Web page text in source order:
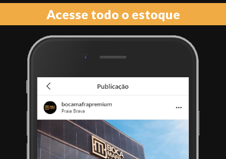
Acesse todo o estoque